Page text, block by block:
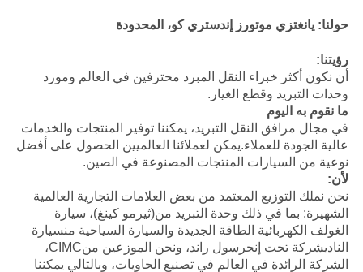
حولنا: يانغتزي موتورز إندستري كو، المحدودة
رؤيتنا:
أن نكون أكثر خبراء النقل المبرد محترفين في العالم ومورد
وحدات التبريد وقطع الغيار.
ما نقوم به اليوم
في مجال مرافق النقل التبريد، يمكننا توفير المنتجات والخدمات
عالية الجودة للعملاء.يمكن لعملائنا العالميين الحصول على أفضل
نوعية من السيارات المنتجات المصنوعة في الصين.
لأن:
نحن نملك التوزيع المعتمد من بعض العلامات التجارية العالمية
الشهيرة: بما في ذلك وحدة التبريد من(ثيرمو كينغ)، سيارة
الغولف الكهربائية الطاقة الجديدة والسيارة السياحية منسيارة
الناديشركة تحت إنجرسول راند، ونحن الموزعين منCIMC،
الشركة الرائدة في العالم في تصنيع الحاويات، وبالتالي يمكننا